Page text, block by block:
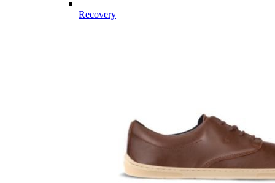
Recovery